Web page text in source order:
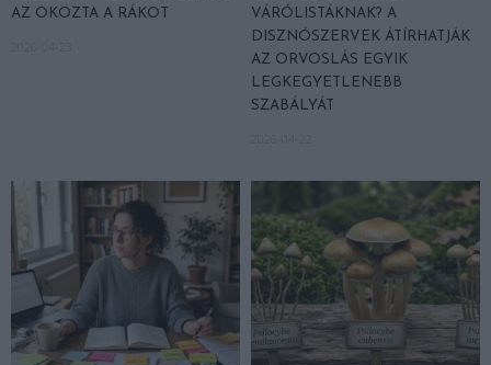
AZ OKOZTA A RÁKOT
VÁRÓLISTÁKNAK? A
DISZNÓSZERVEK ÁTÍRHATJÁK
AZ ORVOSLÁS EGYIK
LEGKEGYETLENEBB
SZABÁLYÁT